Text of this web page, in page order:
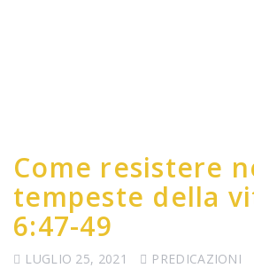
Come resistere
tempeste della
6:47-49
LUGLIO 25, 2021 PREDICAZIONI